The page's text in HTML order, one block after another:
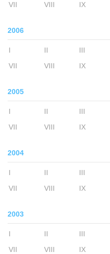
VII
VIII IX
2006
I II III
VII
VIII IX
2005
I II III
VII
VIII IX
2004
I II III
VII
VIII IX
2003
I II III
VII
VIII IX